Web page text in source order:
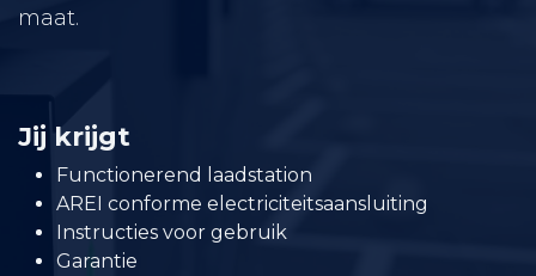
maat.
Jij krijgt
Functionerend laadstation
AREI conforme electriciteitsaansluiting
Instructies voor gebruik
Garantie